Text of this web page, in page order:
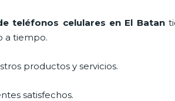
teléfonos celulares en El Batan
a tiempo.
productos y servicios.
satisfechos.